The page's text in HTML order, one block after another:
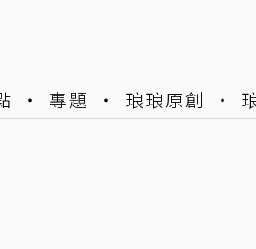
專題 琅琅原創